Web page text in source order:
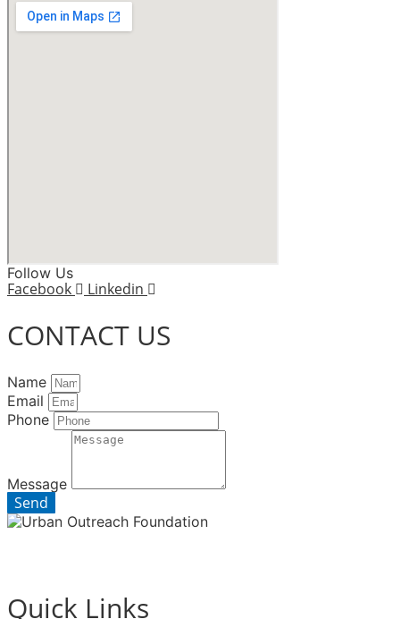
Follow Us
Facebook Linkedin
CONTACT US
Name
Email
Phone
Message
Send
Quick Links